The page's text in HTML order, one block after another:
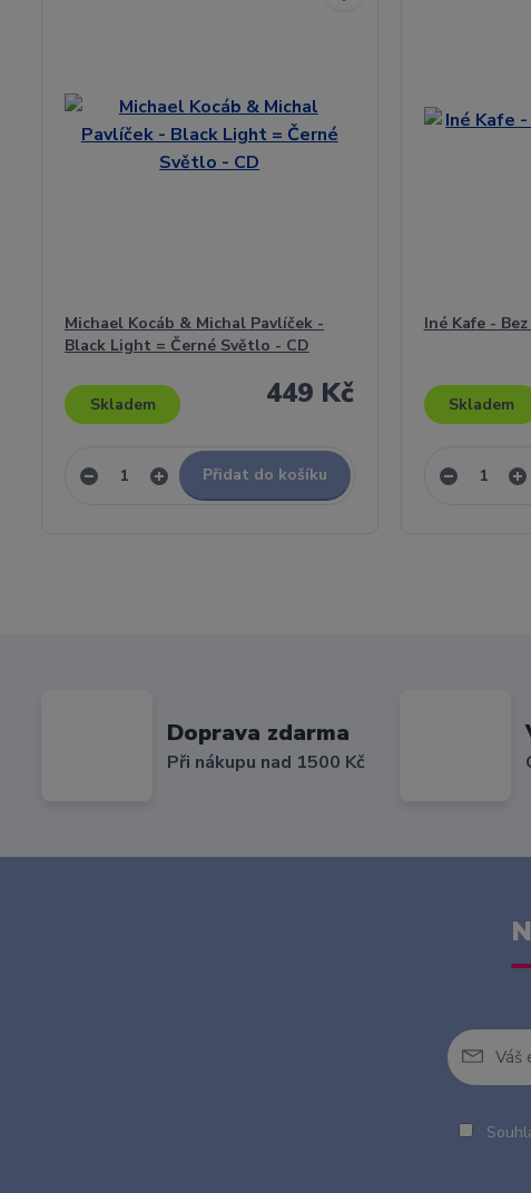
Michael Kocáb & Michal Pavlíček -
Black Light = Černé Světlo - CD
449 Kč
Skladem
Přidat do košíku
Iné Kafe -
Skladem
Doprava zdarma
Při nákupu nad 1500 Kč